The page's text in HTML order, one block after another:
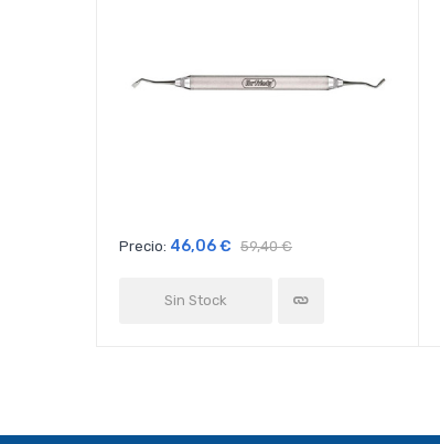
Precio: 46,06 € 59,40 €
Sin Stock